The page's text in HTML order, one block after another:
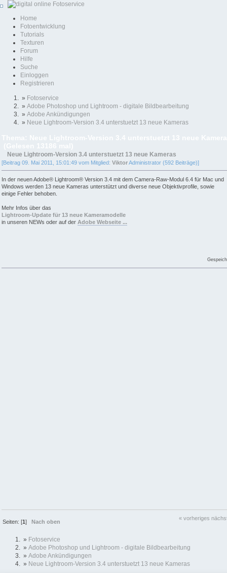
Home
Fotoentwicklung
Tutorials
Texturen
Forum
Hilfe
Suche
Einloggen
Registrieren
» Fotoservice
» Adobe Photoshop und Lightroom - digitale Bildbearbeitung
» Adobe Ankündigungen
» Neue Lightroom-Version 3.4 unterstuetzt 13 neue Kameras
Neue Lightroom-Version 3.4 unterstuetzt 13 neue Kameras
[Beitrag 09. Mai 2011, 15:01:49 vom Mitglied: ViktorAdministrator (592 Beiträge)]
In der neuen Adobe® Lightroom® Version 3.4 mit dem Camera-Raw-Modul 6.4 für Mac und
Windows werden 13 neue Kameras unterstützt und diverse neue Objektivprofile, sowie
einige Fehler behoben.
Mehr Infos über das
Lightroom-Update für 13 neue Kameramodelle
in unseren NEWs oder auf der Adobe Webseite ...
Seiten: [1]Nach oben
« vorheriges
» Fotoservice
» Adobe Photoshop und Lightroom - digitale Bildbearbeitung
» Adobe Ankündigungen
» Neue Lightroom-Version 3.4 unterstuetzt 13 neue Kameras